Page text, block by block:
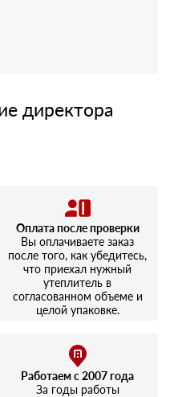
директора
Оплата после проверки
Вы оплачиваете заказ
после того, как убедитесь,
что приехал нужный
утеплитель в
согласованном объеме и
целой упаковке.
Работаем с 2007 года
За годы работы